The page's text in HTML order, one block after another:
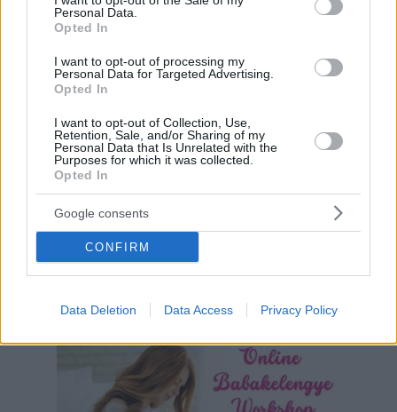
Personal Data.
Opted In
I want to opt-out of processing my
Personal Data for Targeted Advertising.
Opted In
I want to opt-out of Collection, Use,
Retention, Sale, and/or Sharing of my
Personal Data that Is Unrelated with the
Purposes for which it was collected.
Opted In
Google consents
CONFIRM
Data Deletion Data Access Privacy Policy
Hirdetés